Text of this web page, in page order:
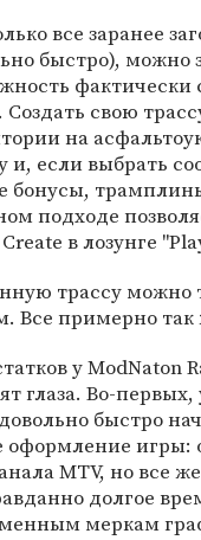
все заранее
быстро), можно
фактически
Создать свою
на
и, если выбрать
бонусы,
подходе
в лозунге
трассу можно
Все примерно так
у ModNaton
глаза. Во-
быстро
оформление игры:
MTV, но все
долгое
меркам